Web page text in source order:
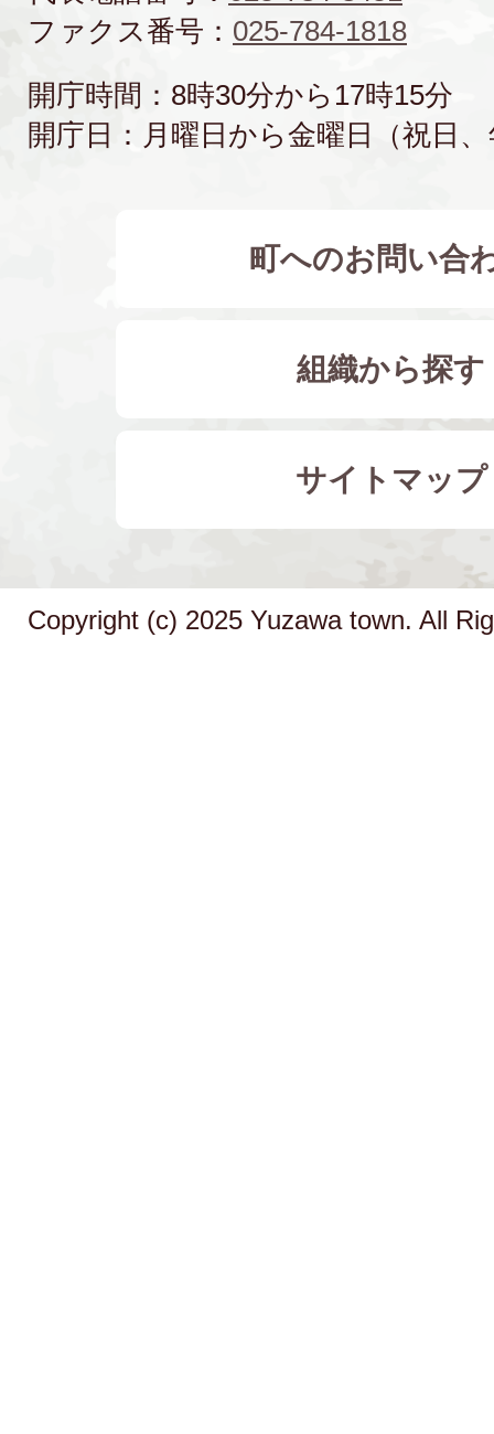
ファクス番号： 025-784-1818
開庁時間：8時30分から17時15分
開庁日：月曜日から金曜日（祝日
町へのお問い合
組織から探す
サイトマップ
Copyright (c) 2025 Yuzawa town. All